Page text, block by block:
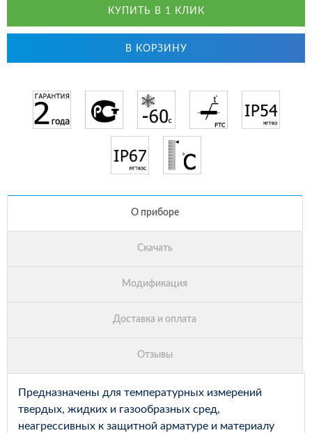
КУПИТЬ В 1 КЛИК
В КОРЗИНУ
Предназначены для температурных измерений
твердых, жидких и газообразных сред,
неагрессивных к защитной арматуре и материалу